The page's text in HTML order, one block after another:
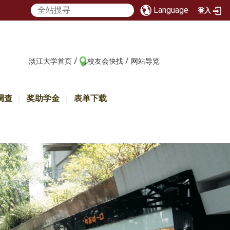
Language 登入
淡江大学首页 / 校友会快找 / 网站导览
查 奖助学金 表单下载